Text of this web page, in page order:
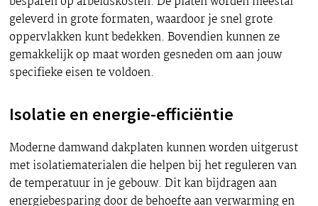
geleverd in grote formaten, waardoor je snel grote
oppervlakken kunt bedekken. Bovendien kunnen ze
gemakkelijk op maat worden gesneden om aan jouw
specifieke eisen te voldoen.
Isolatie en energie-efficiëntie
Moderne damwand dakplaten kunnen worden uitgerust
met isolatiematerialen die helpen bij het reguleren van
de temperatuur in je gebouw. Dit kan bijdragen aan
energiebesparing door de behoefte aan verwarming en